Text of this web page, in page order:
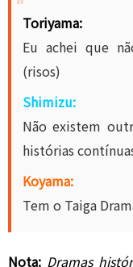
Toriyama:
Eu achei que
(risos)
Shimizu:
Não existem
histórias
Koyama:
Tem o Taiga
Nota: Dramas